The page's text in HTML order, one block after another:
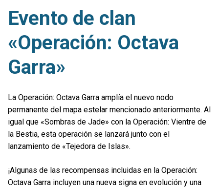
Evento de clan
«Operación: Octava
Garra»
La Operación: Octava Garra amplía el nuevo nodo
permanente del mapa estelar mencionado anteriormente. Al
igual que «Sombras de Jade» con la Operación: Vientre de
la Bestia, esta operación se lanzará junto con el
lanzamiento de «Tejedora de Islas».
¡Algunas de las recompensas incluidas en la Operación:
Octava Garra incluyen una nueva signa en evolución y una